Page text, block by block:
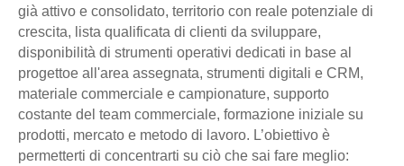
già attivo e consolidato, territorio con reale potenziale di
crescita, lista qualificata di clienti da sviluppare,
disponibilità di strumenti operativi dedicati in base al
progettoe all'area assegnata, strumenti digitali e CRM,
materiale commerciale e campionature, supporto
costante del team commerciale, formazione iniziale su
prodotti, mercato e metodo di lavoro. L’obiettivo è
permetterti di concentrarti su ciò che sai fare meglio: